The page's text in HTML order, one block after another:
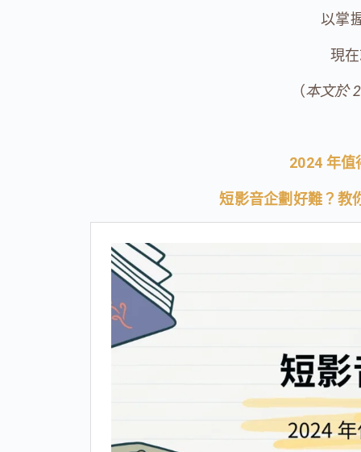
以掌
現
（本文於
2024 年值
短影音企劃好難？教